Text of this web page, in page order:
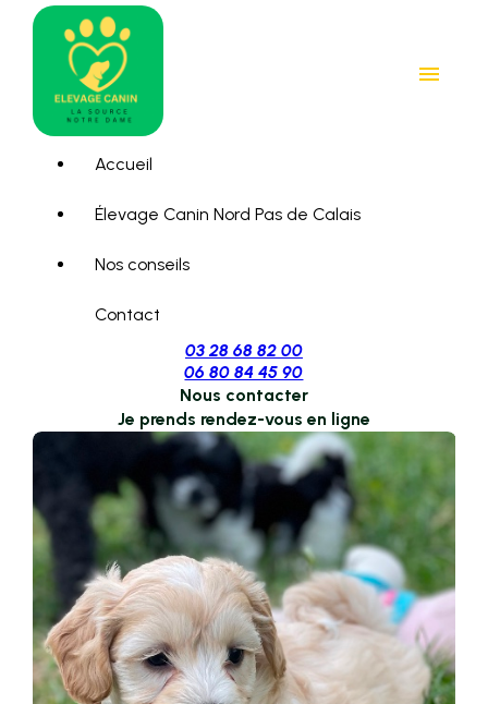
menu
Accueil
Élevage Canin Nord Pas de Calais
Nos conseils
Contact
03 28 68 82 00
06 80 84 45 90
Nous contacter
Je prends rendez-vous en ligne
Panneau de gestion des cookies